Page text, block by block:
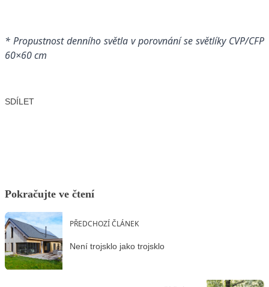
* Propustnost denního světla v porovnání se světlíky CVP/CFP
60×60 cm
SDÍLET
Pokračujte ve čtení
PŘEDCHOZÍ ČLÁNEK
Není trojsklo jako trojsklo